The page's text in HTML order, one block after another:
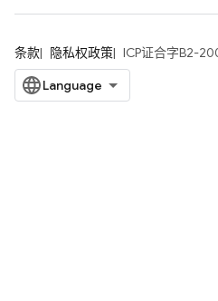
条款 隐私权政策 ICP证合字B2-